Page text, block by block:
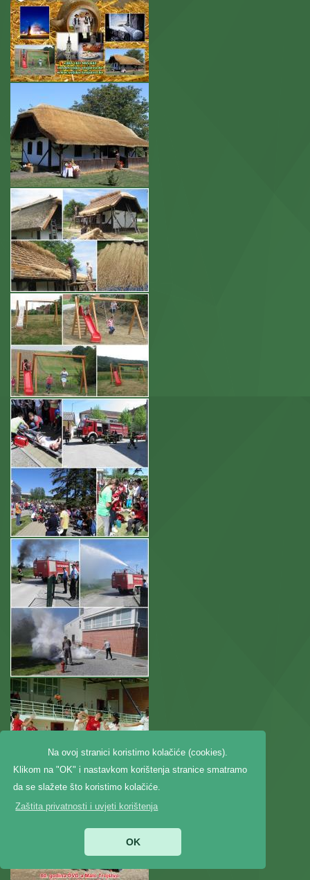
Na ovoj stranici koristimo kolačiće (cookies).
Klikom na "OK" i nastavkom korištenja stranice smatramo
da se slažete što koristimo kolačiće.
Zaštita privatnosti i uvjeti korištenja
OK